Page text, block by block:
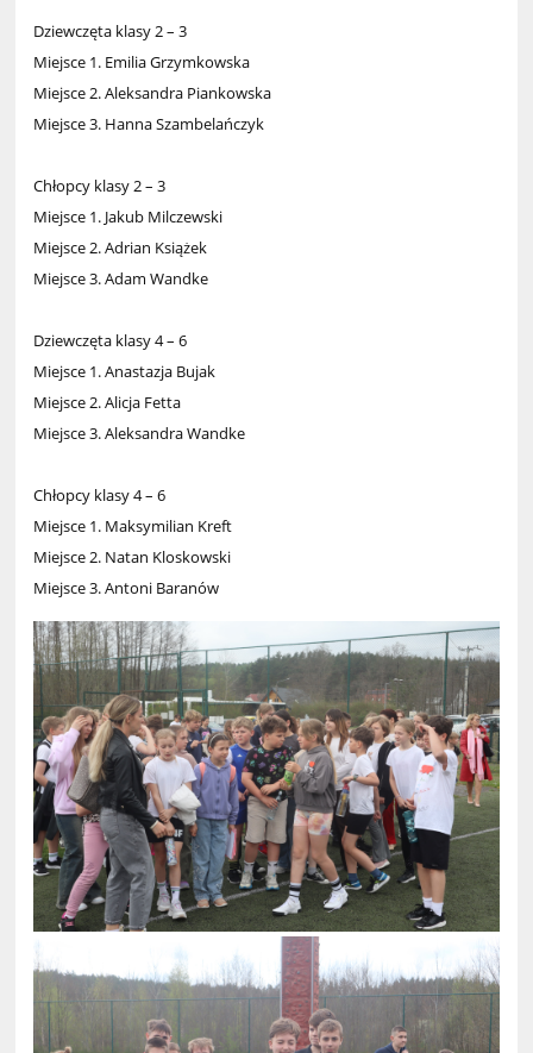
Dziewczęta klasy 2 – 3
Miejsce 1. Emilia Grzymkowska
Miejsce 2. Aleksandra Piankowska
Miejsce 3. Hanna Szambelańczyk
Chłopcy klasy 2 – 3
Miejsce 1. Jakub Milczewski
Miejsce 2. Adrian Książek
Miejsce 3. Adam Wandke
Dziewczęta klasy 4 – 6
Miejsce 1. Anastazja Bujak
Miejsce 2. Alicja Fetta
Miejsce 3. Aleksandra Wandke
Chłopcy klasy 4 – 6
Miejsce 1. Maksymilian Kreft
Miejsce 2. Natan Kloskowski
Miejsce 3. Antoni Baranów